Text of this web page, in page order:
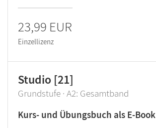
23,99 EUR
Einzellizenz
Studio [21]
Grundstufe · A2: Gesamtband
Kurs- und Übungsbuch als E-Book